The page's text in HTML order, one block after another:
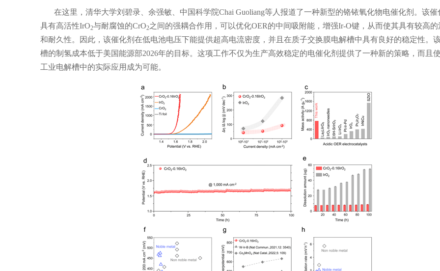
在这里，清华大学刘碧录、余强敏、中国科学院Chai Guoliang等人报道了一种新型的铬铱氧化物电催化剂。该催
具有高活性IrO2与耐腐蚀的CrO2之间的强耦合作用，可以优化OER的中间吸附能，增强Ir-O键，从而使其具有较高的
和耐久性。因此，该催化剂在低电池电压下能提供超高电流密度，并且在质子交换膜电解槽中具有良好的稳定性。
槽的制氢成本低于美国能源部2026年的目标。这项工作不仅为生产高效稳定的电催化剂提供了一种新的策略，而且
工业电解槽中的实际应用成为可能。